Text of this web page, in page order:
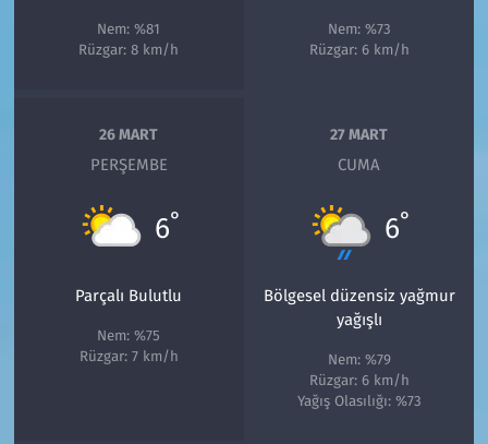
Nem: %81
Rüzgar: 8 km/h
Nem: %73
Rüzgar: 6 km/h
26 MART
PERŞEMBE
6°
Parçalı Bulutlu
Nem: %75
Rüzgar: 7 km/h
27 MART
CUMA
6°
Bölgesel düzensiz yağmur
yağışlı
Nem: %79
Rüzgar: 6 km/h
Yağış Olasılığı: %73